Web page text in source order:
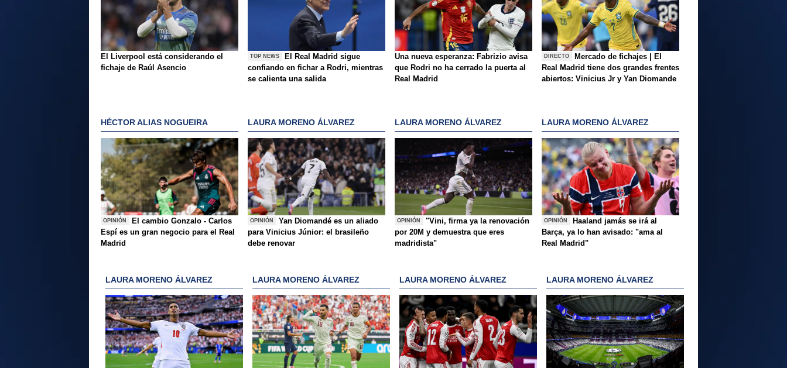
El Liverpool está considerando el
fichaje de Raúl Asencio
TOP NEWS
El Real Madrid sigue
confiando en fichar a Rodri, mientras
se calienta una salida
Una nueva esperanza: Fabrizio avisa
que Rodri no ha cerrado la puerta al
Real Madrid
DIRECTO
Mercado de fichajes | El
Real Madrid tiene dos grandes frentes
abiertos: Vinicius Jr y Yan Diomande
HÉCTOR ALIAS NOGUEIRA
OPINIÓN
El cambio Gonzalo - Carlos
Espí es un gran negocio para el Real
Madrid
LAURA MORENO ÁLVAREZ
OPINIÓN
Yan Diomandé es un aliado
para Vinicius Júnior: el brasileño
debe renovar
LAURA MORENO ÁLVAREZ
OPINIÓN
"Vini, firma ya la renovación
por 20M y demuestra que eres
madridista"
LAURA MORENO ÁLVAREZ
OPINIÓN
Haaland jamás se irá al
Barça, ya lo han avisado: "ama al
Real Madrid"
LAURA MORENO ÁLVAREZ LAURA MORENO ÁLVAREZ LAURA MORENO ÁLVAREZ LAURA MORENO ÁLVAREZ